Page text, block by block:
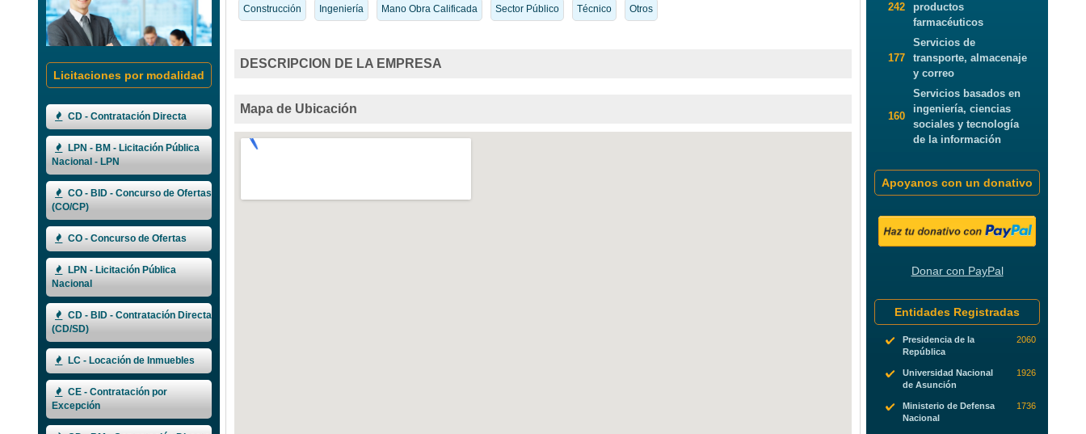
Licitaciones por modalidad
CD - Contratación Directa
LPN - BM - Licitación Pública
Nacional - LPN
CO - BID - Concurso de Ofertas
(CO/CP)
CO - Concurso de Ofertas
LPN - Licitación Pública
Nacional
CD - BID - Contratación Directa
(CD/SD)
LC - Locación de Inmuebles
CE - Contratación por
Excepción
Construcción Ingeniería Mano Obra Calificada Sector Público Técnico Otros
DESCRIPCION DE LA EMPRESA
Mapa de Ubicación
242
productos
farmacéuticos
177
Servicios de
transporte, almacenaje
y correo
160
Servicios basados en
ingeniería, ciencias
sociales y tecnología
de la información
Apoyanos con un donativo
Donar con PayPal
Entidades Registradas
Presidencia de la
República
2060
Universidad Nacional
de Asunción
1926
Ministerio de Defensa
Nacional
1736